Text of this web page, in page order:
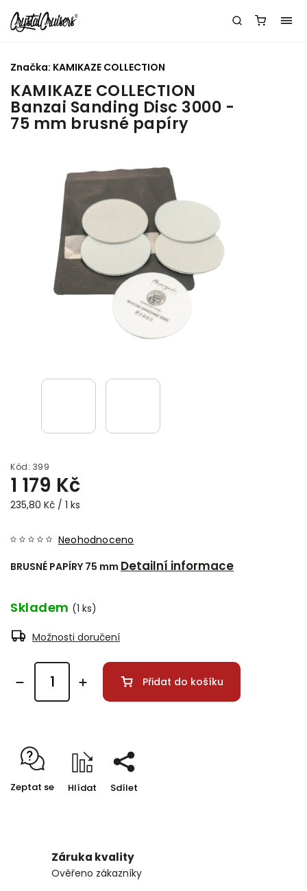
KAMIKAZE COLLECTION
Banzai Sanding Disc 3000 -
75 mm brusné papíry
Kód: 399
1 179 Kč
235,80 Kč / 1 ks
Neohodnoceno
BRUSNÉ PAPÍRY 75 mm Detailní informace
Značka: KAMIKAZE COLLECTION
Skladem (1 ks)
Možnosti doručení
Přidat do košíku
Zeptat se Hlídat Sdílet
Záruka kvality
Ověřeno zákazníky